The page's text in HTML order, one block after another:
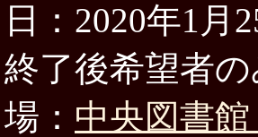
：2020年1月
了後希望者
： 中央図書